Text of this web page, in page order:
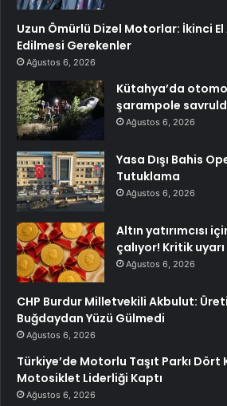
Uzun Ömürlü Dizel Motorlar: İkinci
Edilmesi Gerekenler
Ağustos 6, 2026
Kütahya’da
şarampole
Ağustos 6, 2026
Yasa Dışı Bahis
Tutuklama
Ağustos 6, 2026
Altın yatırımcısı
çalıyor! Kritik
Ağustos 6, 2026
CHP Burdur Milletvekili Akbulut:
Buğdaydan Yüzü Gülmedi
Ağustos 6, 2026
Türkiye’de Motorlu Taşıt Parkı Dört
Motosiklet Liderliği Kaptı
Ağustos 6, 2026